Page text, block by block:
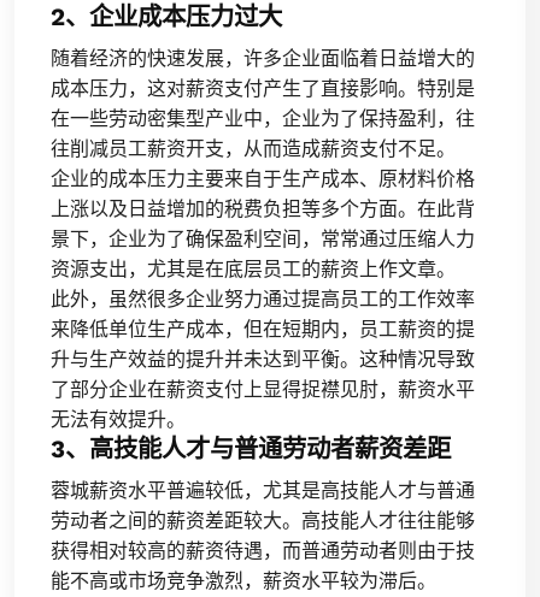
2、企业成本压力过大
随着经济的快速发展，许多企业面临着日益增大的
成本压力，这对薪资支付产生了直接影响。特别是
在一些劳动密集型产业中，企业为了保持盈利，往
往削减员工薪资开支，从而造成薪资支付不足。
企业的成本压力主要来自于生产成本、原材料价格
上涨以及日益增加的税费负担等多个方面。在此背
景下，企业为了确保盈利空间，常常通过压缩人力
资源支出，尤其是在底层员工的薪资上作文章。
此外，虽然很多企业努力通过提高员工的工作效率
来降低单位生产成本，但在短期内，员工薪资的提
升与生产效益的提升并未达到平衡。这种情况导致
了部分企业在薪资支付上显得捉襟见肘，薪资水平
无法有效提升。
3、高技能人才与普通劳动者薪资差距
蓉城薪资水平普遍较低，尤其是高技能人才与普通
劳动者之间的薪资差距较大。高技能人才往往能够
获得相对较高的薪资待遇，而普通劳动者则由于技
能不高或市场竞争激烈，薪资水平较为滞后。